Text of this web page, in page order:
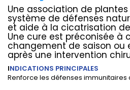
Une association de
système de défenses
et aide à la cicatrisation
Une cure est préconisée à
changement de saison ou
après une intervention
INDICATIONS PRINCIPALES
Renforce les défenses immunitaires